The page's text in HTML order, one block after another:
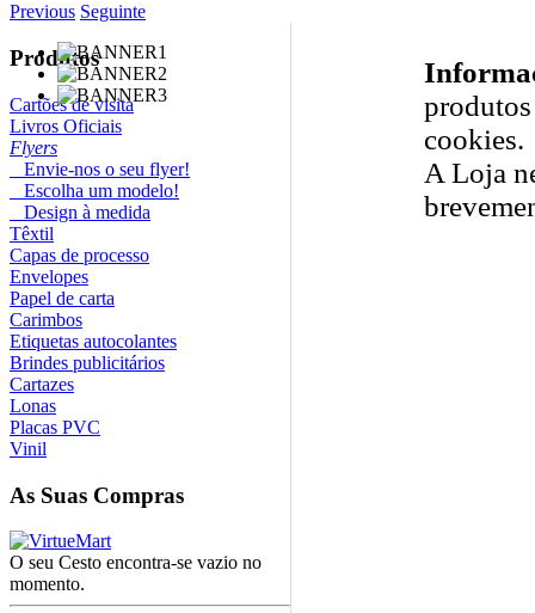
Previous Seguinte
Produtos
Cartões de visita
Livros Oficiais
Flyers
Envie-nos o seu flyer!
Escolha um modelo!
Design à medida
Têxtil
Capas de processo
Envelopes
Papel de carta
Carimbos
Etiquetas autocolantes
Brindes publicitários
Cartazes
Lonas
Placas PVC
Vinil
As Suas Compras
O seu Cesto encontra-se vazio no
momento.
cookies.
A Loja